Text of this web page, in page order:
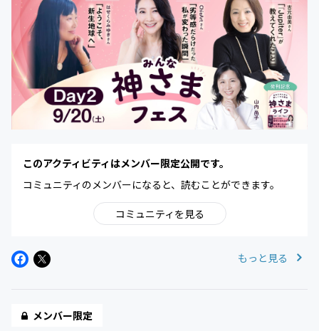
このアクティビティはメンバー限定公開です。
コミュニティのメンバーになると、読むことができます。
コミュニティを見る
もっと見る
メンバー限定